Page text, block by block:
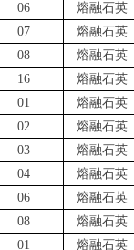
06 熔融石英
07 熔融石英
08 熔融石英
16 熔融石英
01 熔融石英
02 熔融石英
03 熔融石英
04 熔融石英
06 熔融石英
08 熔融石英
01 熔融石英